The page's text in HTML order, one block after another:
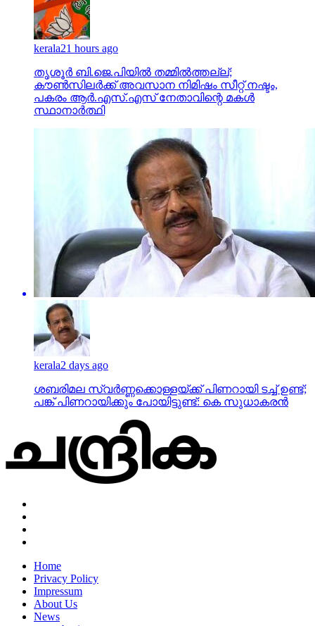
kerala21 hours ago
തൃശൂര്‍ ബി.ജെ.പിയില്‍ തമ്മില്‍ത്തല്ല്;
കൗണ്‍സിലര്‍ക്ക് അവസാന നിമിഷം സീറ്റ് നഷ്ടം,
പകരം ആര്‍.എസ്.എസ് നേതാവിന്റെ മകള്‍
സ്ഥാനാര്‍ത്ഥി
kerala2 days ago
ശബരിമല സ്വര്‍ണ്ണക്കൊള്ളയ്ക്ക് പിണറായി ടച്ച് ഉണ്ട്;
പങ്ക് പിണറായിക്കും പോയിട്ടുണ്ട്: കെ സുധാകരന്‍
Home
Privacy Policy
Impressum
About Us
News